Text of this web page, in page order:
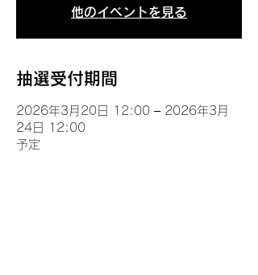
他のイベントを見る
抽選受付期間
2026年3月20日 12:00 – 2026年3月
24日 12:00
予定